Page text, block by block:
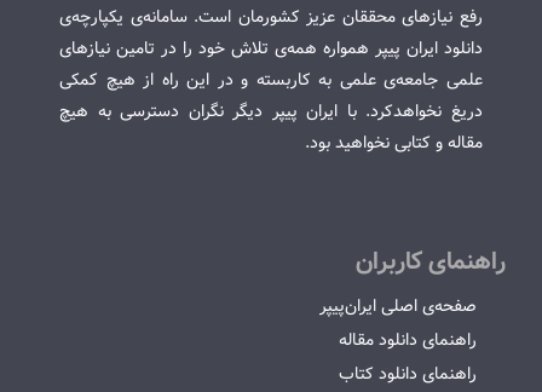
رفع نیازهای محققان عزیز کشورمان است. سامانه‌ی یکپارچه‌ی
دانلود ایران پیپر همواره همه‌ی تلاش خود را در تامین نیازهای
علمی جامعه‌ی علمی به کاربسته و در این راه از هیچ کمکی
دریغ نخواهدکرد. با ایران پیپر دیگر نگران دسترسی به هیچ
مقاله و کتابی نخواهید بود.
راهنمای کاربران
صفحه‌ی اصلی ایران‌پیپر
راهنمای دانلود مقاله
راهنمای دانلود کتاب